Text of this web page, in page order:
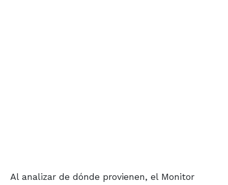
Al analizar de dónde provienen, el Monitor